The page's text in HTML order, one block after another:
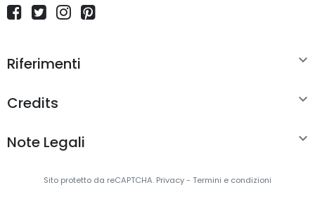
Tipologia HD
Rapporto d'aspetto
nativo
Schermo antiriflesso
Luminosità schermo 250 cd/m²
Riferimenti 
Credits 
Note Legali 
Sito protetto da reCAPTCHA. Privacy- Termini e condizioni